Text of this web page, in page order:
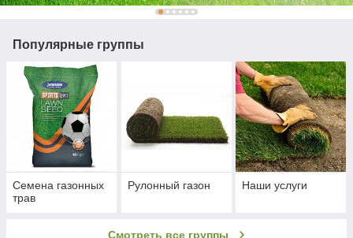
Популярные группы
Семена газонных
трав
Рулонный газон Наши услуги
Смотреть все группы